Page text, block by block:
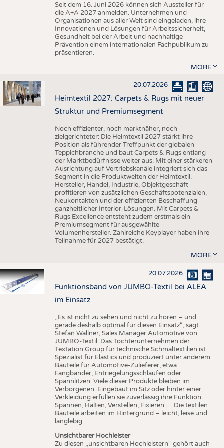
Seit dem 16. Juni 2026 können sich Aussteller für
die A+A 2027 anmelden. Unternehmen und
Organisationen aus aller Welt sind eingeladen, ihre
Innovationen und Lösungen für Arbeitssicherheit,
Gesundheit bei der Arbeit und nachhaltige
Prävention einem internationalen Fachpublikum zu
präsentieren.
MORE
20.07.2026
Heimtextil 2027: Carpets & Rugs mit neuer
Struktur und Premiumsegment
Noch effizienter, noch marktnäher, noch
zielgerichteter: Die Heimtextil 2027 stärkt ihre
Position als führender Treffpunkt der globalen
Teppichbranche und baut Carpets & Rugs entlang
der Marktbedürfnisse weiter aus. Mit einer stärkeren
Ausrichtung auf Vertriebskanäle integriert sich das
Segment in die Produktwelten der Heimtextil.
Hersteller, Handel, Industrie, Objektgeschäft
profitieren von zusätzlichen Geschäftspotenzialen,
Neukontakten und der effizienten Beschaffung
ganzheitlicher Interior-Lösungen. Mit Carpets &
Rugs Excellence entsteht zudem erstmals ein
Premiumsegment für ausgewählte
Volumenhersteller. Zahlreiche Keyplayer haben ihre
Teilnahme für 2027 bestätigt.
MORE
20.07.2026
Funktionsband von JUMBO-Textil bei ALEA
im Einsatz
„Es ist nicht zu sehen und nicht zu hören – und
gerade deshalb optimal für diesen Einsatz“, sagt
Stefan Wallner, Sales Manager Automotive von
JUMBO-Textil. Das Tochterunternehmen der
Textation Group für technische Schmaltextilien ist
Spezialist für Elastics und produziert unter anderem
Bauteile für Automotive-Zulieferer, etwa
Fangbänder, Entriegelungsschlaufen oder
Spannlitzen. Viele dieser Produkte bleiben im
Verborgenen. Eingebaut im Sitz oder hinter einer
Verkleidung erfüllen sie zuverlässig ihre Funktion:
Spannen, Halten, Verstellen, Fixieren … Die textilen
Bauteile arbeiten im Hintergrund – leicht, leise und
langlebig.
Unsichtbarer Hochleister
Zu diesen „unsichtbaren Hochleistern“ gehört auch